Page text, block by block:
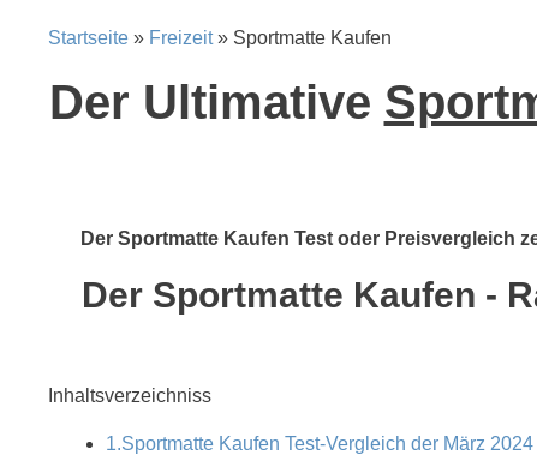
Startseite » Freizeit» Sportmatte Kaufen
Der Ultimative
Der Sportmatte Kaufen Test oder Preisvergleich
Der Sportmatte Kaufen -
Inhaltsverzeichniss
1.Sportmatte Kaufen Test-Vergleich der März